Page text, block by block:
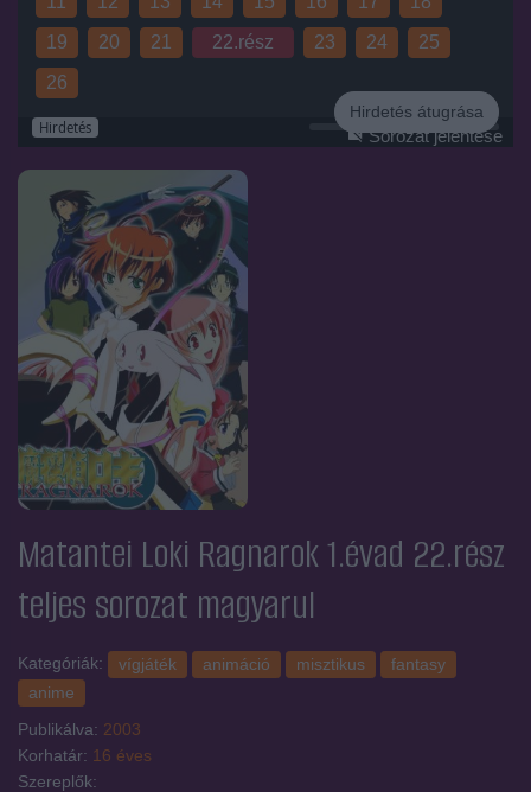
Hirdetés
Hirdetés átugrása
19
20 21 22.rész 23 24
25
26
Sorozat jelentése
Matantei Loki Ragnarok 1.évad 22.rész
teljes sorozat magyarul
Kategóriák: vígjáték animáció misztikus
fantasy
anime
Publikálva: 2003
Korhatár: 16 éves
Szereplők: